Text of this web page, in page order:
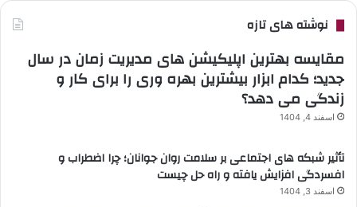
نوشته های تازه
مقایسه بهترین اپلیکیشن های مدیریت زمان در سال
جدید؛ کدام ابزار بیشترین بهره وری را برای کار و
زندگی می دهد؟
اسفند 4, 1404
تأثیر شبکه های اجتماعی بر سلامت روان جوانان؛ چرا اضطراب و
افسردگی افزایش یافته و راه حل چیست
اسفند 3, 1404